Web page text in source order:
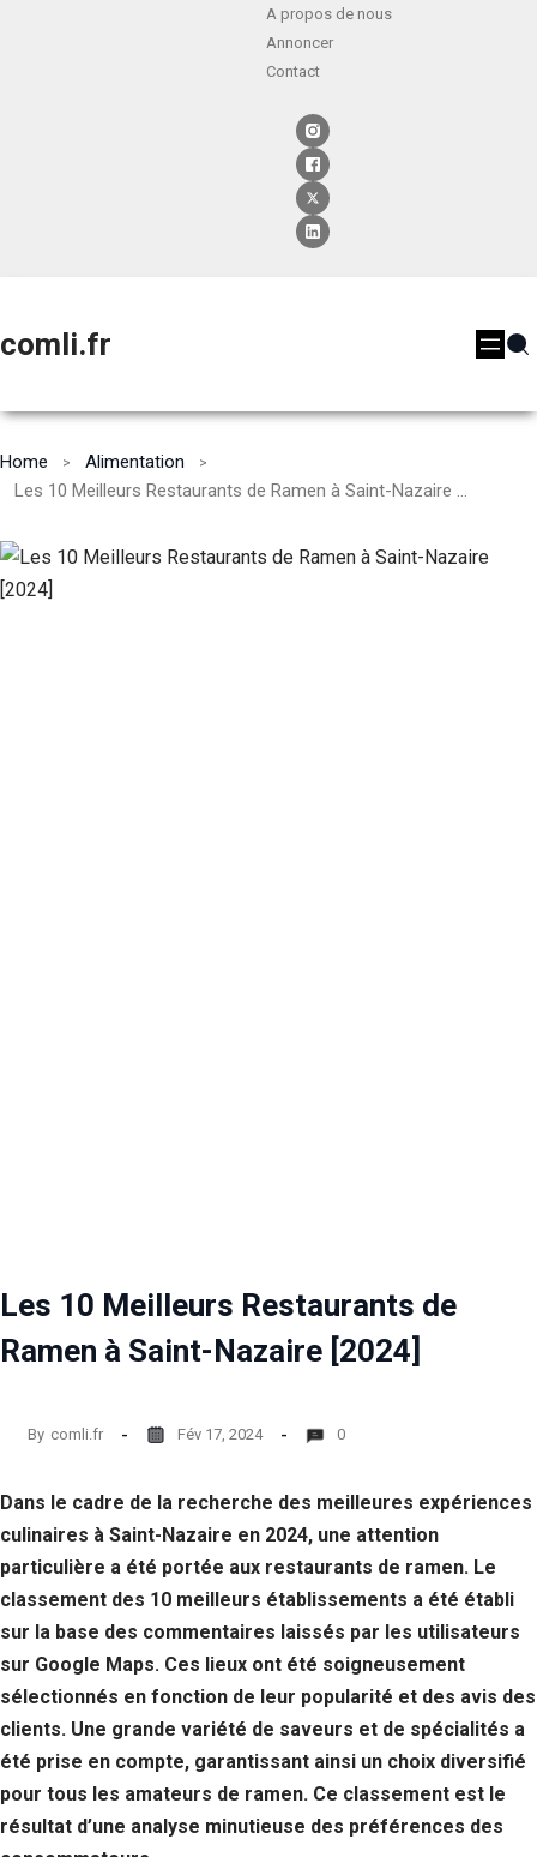
A propos de nous
Annoncer
Contact
comli.fr
Home
Alimentation
Les 10 Meilleurs Restaurants de Ramen à Saint-Nazaire [2024]
Les 10 Meilleurs Restaurants de
Ramen à Saint-Nazaire [2024]
By comli.fr Fév 17, 2024 0
Dans le cadre de la recherche des meilleures expériences
culinaires à Saint-Nazaire en 2024, une attention
particulière a été portée aux restaurants de ramen. Le
classement des 10 meilleurs établissements a été établi
sur la base des commentaires laissés par les utilisateurs
sur Google Maps. Ces lieux ont été soigneusement
sélectionnés en fonction de leur popularité et des avis des
clients. Une grande variété de saveurs et de spécialités a
été prise en compte, garantissant ainsi un choix diversifié
pour tous les amateurs de ramen. Ce classement est le
résultat d’une analyse minutieuse des préférences des